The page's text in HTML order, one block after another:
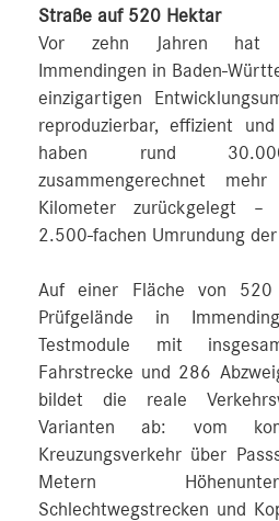
Straße auf 520 Hektar
Vor zehn Jahren hat
Immendingen in Baden-
einzigartigen
reproduzierbar, effizient
haben rund 30.000
zusammengerechnet
Kilometer zurückgelegt
2.500‑fachen Umrundung
Auf einer Fläche von
Prüfgelände in
Testmodule mit
Fahrstrecke und 286
bildet die reale
Varianten ab: vom
Kreuzungsverkehr über
Metern
Schlechtwegstrecken und